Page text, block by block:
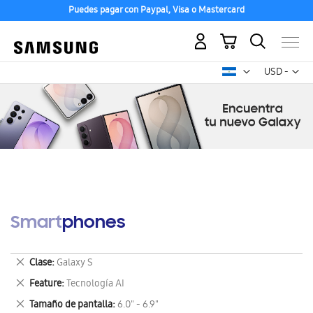
Puedes pagar con Paypal, Visa o Mastercard
USD -
dólar
Mi carrito
Smartphones
Clase Galaxy S
Eliminar
este
artículo
Feature Tecnología AI
Eliminar
este
Tamaño de pantalla 6.0" - 6.9"
Eliminar